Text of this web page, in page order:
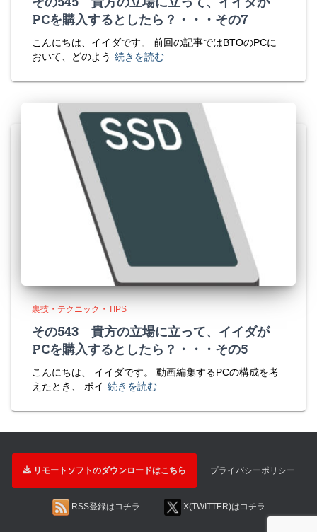
PCを購入するとしたら？・・・その7
こんにちは、イイダです。 前回の記事ではBTOのPCに
おいて、どのよう 続きを読む
裏技・テクニック・TIPS
その543 貴方の立場に立って、イイダが
PCを購入するとしたら？・・・その5
こんにちは、 イイダです。 動画編集するPCの構成を考
えたとき、 ポイ 続きを読む
リモートソフトのダウンロードはこちら プライバシーポリシー
RSS登録はコチラ X(TWITTER)はコチラ